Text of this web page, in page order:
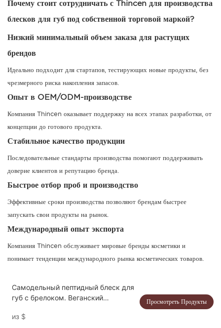
Почему стоит сотрудничать с Thincen для производства
блесков для губ под собственной торговой маркой?
Низкий минимальный объем заказа для растущих
брендов
Идеально подходит для стартапов, тестирующих новые продукты, без
чрезмерного риска накопления запасов.
Опыт в OEM/ODM-производстве
Компания Thincen оказывает поддержку на всех этапах разработки, от
концепции до готового продукта.
Стабильное качество продукции
Последовательные стандарты производства помогают поддерживать
доверие клиентов и репутацию бренда.
Быстрое отбор проб и производство
Эффективные сроки производства позволяют брендам быстрее
запускать свои продукты на рынок.
Международный опыт экспорта
Компания Thincen обслуживает мировые бренды косметики и
понимает тенденции международного рынка косметических товаров.
Самодельный пептидный блеск для
губ с брелоком. Веганский
из $
Просмотреть Продукты